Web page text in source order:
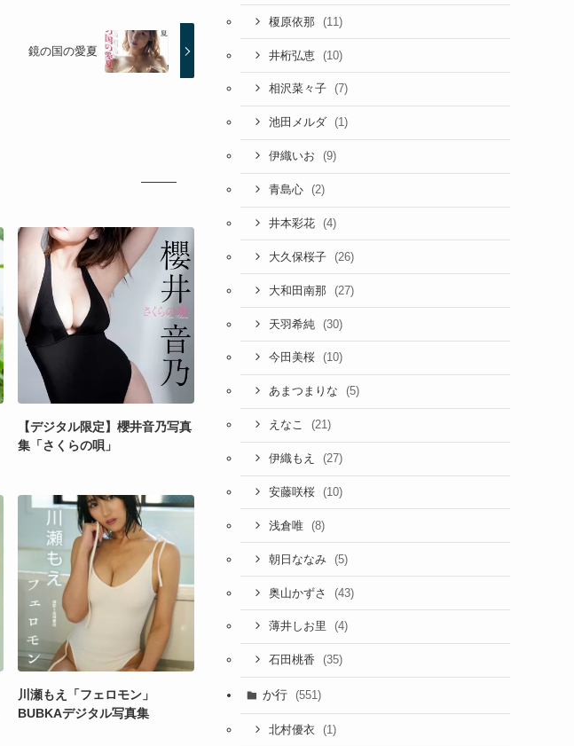
鏡の国の愛夏
【デジタル限定】櫻井音乃写真
集「さくらの唄」
川瀬もえ「フェロモン」
BUBKAデジタル写真集
榎原依那 (11)
井桁弘恵 (10)
相沢菜々子 (7)
池田メルダ (1)
伊織いお (9)
青島心 (2)
井本彩花 (4)
大久保桜子 (26)
大和田南那 (27)
天羽希純 (30)
今田美桜 (10)
あまつまりな (5)
えなこ (21)
伊織もえ (27)
安藤咲桜 (10)
浅倉唯 (8)
朝日ななみ (5)
奥山かずさ (43)
薄井しお里 (4)
石田桃香 (35)
か行 (551)
北村優衣 (1)